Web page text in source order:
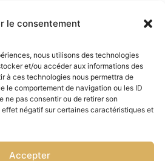
le consentement
nous utilisons des technologies
et/ou accéder aux informations des
à ces technologies nous permettra de
le comportement de navigation ou les ID
ne pas consentir ou de retirer son
négatif sur certaines caractéristiques et
Accepter